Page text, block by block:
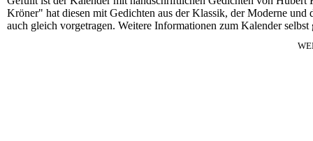
Kröner" hat diesen mit Gedichten aus der Klassik, der Moderne
auch gleich vorgetragen. Weitere Informationen zum Kalender selbst